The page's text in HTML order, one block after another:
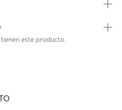
tienen este producto.